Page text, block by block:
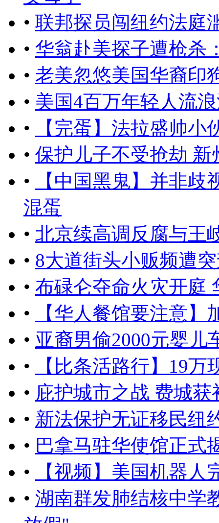
• 联邦探员闯纽约法庭
• 华翁赴美探子遭枪杀
• 老美忽悠美国华裔印
• 美国4百万年轻人流
•
【完蛋】法拉盛帅
• 保护儿子不受抢劫
•
【中国黑鬼】并非
混蛋
• 北京续高调反腐与王
• 8大道街头小贩频遭
• 布碌仑夺命火灾开庭
•
【华人餐馆要注意
• 亚裔男偷2000元婴儿
•
【比条活路行】19万
• 庇护城市之战 费城获
• 新法保护无证移民纽
• 巴拿马驻华使馆正式
•
【视频】美国机器人
• 湖南群发肺结核中学